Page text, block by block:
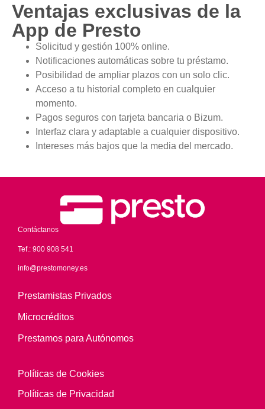
Ventajas exclusivas de la
App de Presto
Solicitud y gestión 100% online.
Notificaciones automáticas sobre tu préstamo.
Posibilidad de ampliar plazos con un solo clic.
Acceso a tu historial completo en cualquier
momento.
Pagos seguros con tarjeta bancaria o Bizum.
Interfaz clara y adaptable a cualquier dispositivo.
Intereses más bajos que la media del mercado.
Contáctanos
Tef.: 900 908 541
info@prestomoney.es
Prestamistas Privados
Microcréditos
Prestamos para Autónomos
Políticas de Cookies
Políticas de Privacidad